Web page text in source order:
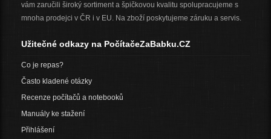
vám zaručili široký sortiment a špičkovou kvalitu spolupracujeme s
mnoha prodejci v ČR i v EU. Na zboží poskytujeme záruku a servis.
Užitečné odkazy na PočítačeZaBabku.CZ
Co je repas?
Často kladené otázky
Recenze počítačů a notebooků
Manuály ke stažení
Přihlášení